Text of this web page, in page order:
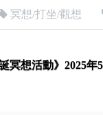
冥想/打坐/觀想
冥想活動》2025年